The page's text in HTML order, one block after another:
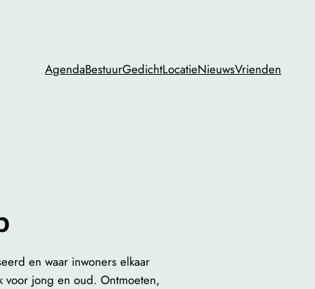
AgendaBestuurGedichtLocatieNieuwsVrienden
en waar inwoners elkaar
jong en oud. Ontmoeten,